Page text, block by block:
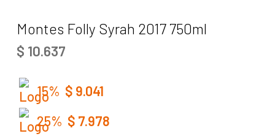
Montes Folly Syrah 2017 750ml
$ 10.637
15% $ 9.041
25% $ 7.978